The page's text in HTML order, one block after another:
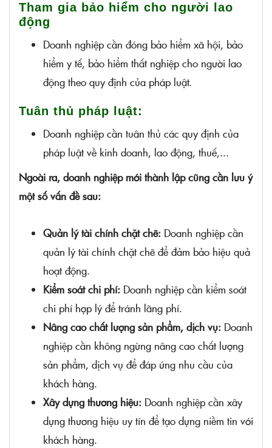
Tham gia bảo hiểm cho người lao
động
Doanh nghiệp cần đóng bảo hiểm xã hội, bảo
hiểm y tế, bảo hiểm thất nghiệp cho người lao
động theo quy định của pháp luật.
Tuân thủ pháp luật:
Doanh nghiệp cần tuân thủ các quy định của
pháp luật về kinh doanh, lao động, thuế,...
Ngoài ra, doanh nghiệp mới thành lập cũng cần lưu ý
một số vấn đề sau:
Quản lý tài chính chặt chẽ: Doanh nghiệp cần
quản lý tài chính chặt chẽ để đảm bảo hiệu quả
hoạt động.
Kiểm soát chi phí: Doanh nghiệp cần kiểm soát
chi phí hợp lý để tránh lãng phí.
Nâng cao chất lượng sản phẩm, dịch vụ: Doanh
nghiệp cần không ngừng nâng cao chất lượng
sản phẩm, dịch vụ để đáp ứng nhu cầu của
khách hàng.
Xây dựng thương hiệu: Doanh nghiệp cần xây
dựng thương hiệu uy tín để tạo dựng niềm tin với
khách hàng.